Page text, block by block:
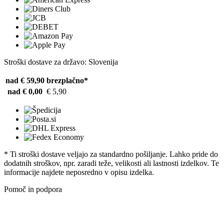
Stroški dostave za državo: Slovenija
nad € 59,90 brezplačno*
nad € 0,00 € 5,90
* Ti stroški dostave veljajo za standardno pošiljanje. Lahko pride do
dodatnih stroškov, npr. zaradi teže, velikosti ali lastnosti izdelkov. Te
informacije najdete neposredno v opisu izdelka.
Pomoč in podpora